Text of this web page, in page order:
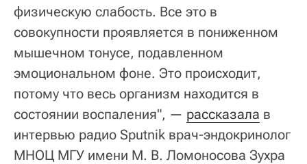
физическую слабость. Все это в
совокупности проявляется в пониженном
мышечном тонусе, подавленном
эмоциональном фоне. Это происходит,
потому что весь организм находится в
состоянии воспаления", — рассказала в
интервью радио Sputnik врач-эндокринолог
МНОЦ МГУ имени М. В. Ломоносова Зухра